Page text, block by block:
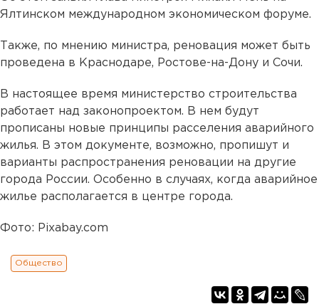
Ялтинском международном экономическом форуме.
Также, по мнению министра, реновация может быть
проведена в Краснодаре, Ростове-на-Дону и Сочи.
В настоящее время министерство строительства
работает над законопроектом. В нем будут
прописаны новые принципы расселения аварийного
жилья. В этом документе, возможно, пропишут и
варианты распространения реновации на другие
города России. Особенно в случаях, когда аварийное
жилье располагается в центре города.
Фото: Pixabay.com
Общество